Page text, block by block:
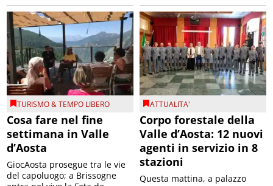
TURISMO & TEMPO LIBERO
Cosa fare nel fine
settimana in Valle
d’Aosta
GiocAosta prosegue tra le vie
del capoluogo; a Brissogne
ATTUALITA'
Corpo forestale della
Valle d’Aosta: 12 nuovi
agenti in servizio in 8
stazioni
Questa mattina, a palazzo